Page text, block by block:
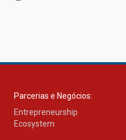
Parcerias e Negócios:
Entrepreneurship
Ecosystem